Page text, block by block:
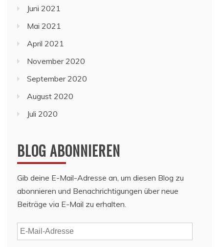
Juni 2021
Mai 2021
April 2021
November 2020
September 2020
August 2020
Juli 2020
BLOG ABONNIEREN
Gib deine E-Mail-Adresse an, um diesen Blog zu
abonnieren und Benachrichtigungen über neue
Beiträge via E-Mail zu erhalten.
E-
Mail-